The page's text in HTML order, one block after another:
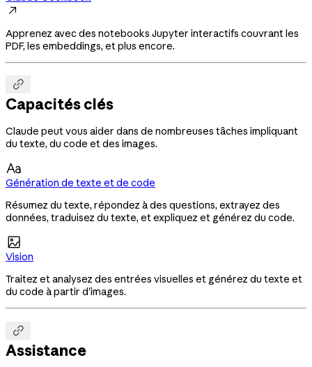

Apprenez avec des notebooks Jupyter interactifs couvrant les
PDF, les embeddings, et plus encore.

Capacités clés
Claude peut vous aider dans de nombreuses tâches impliquant
du texte, du code et des images.

Génération de texte et de code
Résumez du texte, répondez à des questions, extrayez des
données, traduisez du texte, et expliquez et générez du code.

Vision
Traitez et analysez des entrées visuelles et générez du texte et
du code à partir d'images.

Assistance